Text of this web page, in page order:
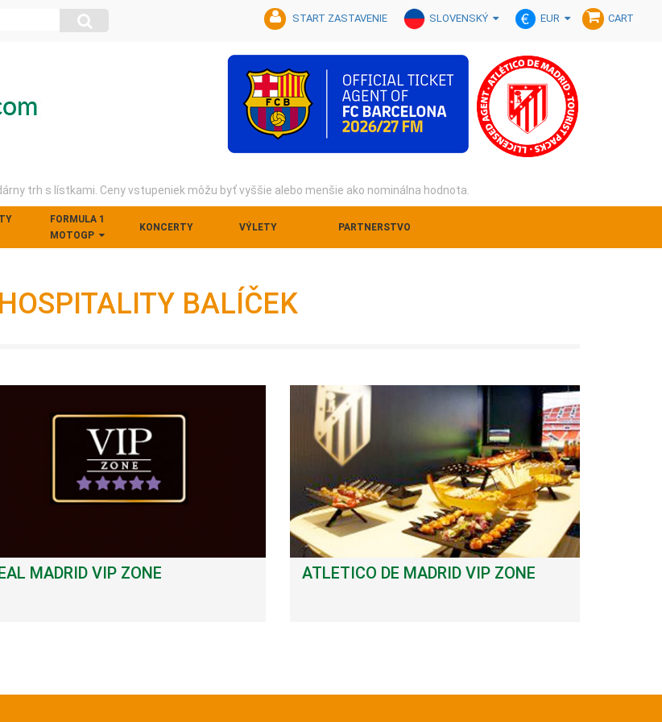
CART
EUR
SLOVENSKÝ
START ZASTAVENIE
trh s lístkami. Ceny vstupeniek môžu byť vyššie alebo menšie ako nominálna hodnota.
FORMULA 1
MOTOGP
KONCERTY VÝLETY PARTNERSTVO
BALÍČEK
MADRID VIP ZONE ATLETICO DE MADRID VIP ZONE